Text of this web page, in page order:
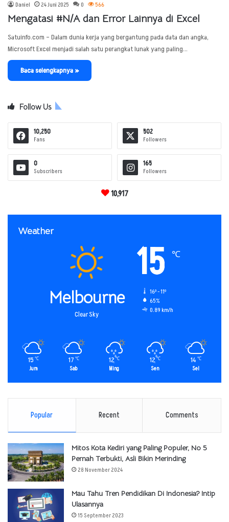
Daniel 24 Juni 2025 0 566
Mengatasi #N/A dan Error Lainnya di Excel
Satuinfo.com – Dalam dunia kerja yang bergantung pada data dan angka,
Microsoft Excel menjadi salah satu perangkat lunak yang paling…
Baca selengkapnya »
Follow Us
10,250
Fans
502
Followers
0
Subscribers
165
Followers
10,917
Weather
Melbourne
Clear Sky
15 ℃
16º - 11º
65%
0.89 km/h
15 ℃
Jum
17 ℃
Sab
12℃
Ming
12℃
Sen
14℃
Sel
Popular Recent Comments
Mitos Kota Kediri yang Paling Populer, No 5
Pernah Terbukti, Asli Bikin Merinding
28 November 2024
Mau Tahu Tren Pendidikan Di Indonesia? Intip
Ulasannya
15 September 2023